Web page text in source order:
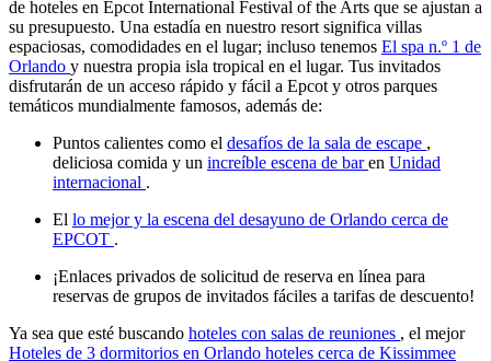
de hoteles en Epcot International Festival of the Arts que se ajustan a
su presupuesto. Una estadía en nuestro resort significa villas
espaciosas, comodidades en el lugar; incluso tenemos El spa n.º 1 de
Orlando y nuestra propia isla tropical en el lugar. Tus invitados
disfrutarán de un acceso rápido y fácil a Epcot y otros parques
temáticos mundialmente famosos, además de:
Puntos calientes como el desafíos de la sala de escape ,
deliciosa comida y un increíble escena de baren Unidad
internacional .
El lo mejor y la escena del desayuno de Orlando cerca de
EPCOT .
¡Enlaces privados de solicitud de reserva en línea para
reservas de grupos de invitados fáciles a tarifas de descuento!
Ya sea que esté buscando hoteles con salas de reuniones , el mejor
Hoteles de 3 dormitorios en Orlando hoteles cerca de Kissimmee